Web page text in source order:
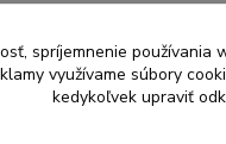
spríjemnenie
využívame súbory
kedykoľvek upraviť